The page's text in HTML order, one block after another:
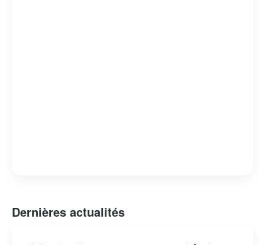
Dernières actualités